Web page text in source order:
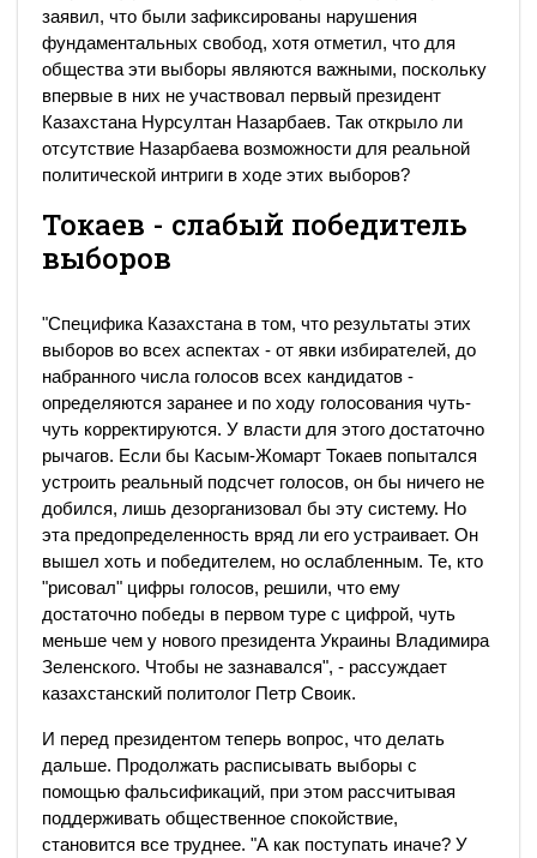
заявил, что были зафиксированы нарушения
фундаментальных свобод, хотя отметил, что для
общества эти выборы являются важными, поскольку
впервые в них не участвовал первый президент
Казахстана Нурсултан Назарбаев. Так открыло ли
отсутствие Назарбаева возможности для реальной
политической интриги в ходе этих выборов?
Токаев - слабый победитель
выборов
"Специфика Казахстана в том, что результаты этих
выборов во всех аспектах - от явки избирателей, до
набранного числа голосов всех кандидатов -
определяются заранее и по ходу голосования чуть-
чуть корректируются. У власти для этого достаточно
рычагов. Если бы Касым-Жомарт Токаев попытался
устроить реальный подсчет голосов, он бы ничего не
добился, лишь дезорганизовал бы эту систему. Но
эта предопределенность вряд ли его устраивает. Он
вышел хоть и победителем, но ослабленным. Те, кто
"рисовал" цифры голосов, решили, что ему
достаточно победы в первом туре с цифрой, чуть
меньше чем у нового президента Украины Владимира
Зеленского. Чтобы не зазнавался", - рассуждает
казахстанский политолог Петр Своик.
И перед президентом теперь вопрос, что делать
дальше. Продолжать расписывать выборы с
помощью фальсификаций, при этом рассчитывая
поддерживать общественное спокойствие,
становится все труднее. "А как поступать иначе? У